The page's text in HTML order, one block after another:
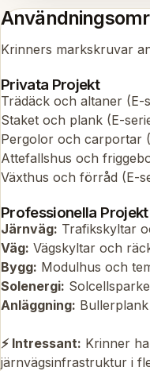
Krinners markskruvar
Privata Projekt
Trädäck och altaner (E-
Staket och plank (E-
Pergolor och carportar
Attefallshus och
Växthus och förråd (E-
Professionella Projekt
Järnväg: Trafikskyltar
Väg: Vägskyltar och
Bygg: Modulhus och
Solenergi:
Anläggning:
⚡ Intressant: Krinner
järnvägsinfrastruktur i